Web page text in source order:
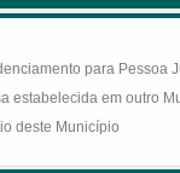
para Pessoa
estabelecida em outro
deste Município